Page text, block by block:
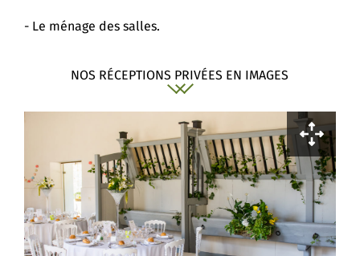
- Le ménage des salles.
NOS RÉCEPTIONS PRIVÉES EN IMAGES
Une tente crystal a été accolée à la
façade du château pour une réception
haut de gamme.